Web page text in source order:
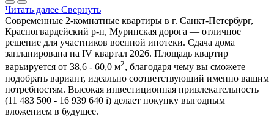
Читать далее Свернуть
Современные 2-комнатные квартиры в г. Санкт-Петербург,
Красногвардейский р-н, Муринская дорога — отличное
решение для участников военной ипотеки. Сдача дома
запланирована на IV квартал 2026. Площадь квартир
варьируется от 38,6 - 60,0 м2, благодаря чему вы сможете
подобрать вариант, идеально соответствующий именно вашим
потребностям. Высокая инвестиционная привлекательность
(11 483 500 - 16 939 640 i) делает покупку выгодным
вложением в будущее.